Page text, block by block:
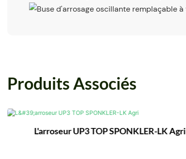
Produits Associés
L'arroseur UP3 TOP SPONKLER-LK Agri